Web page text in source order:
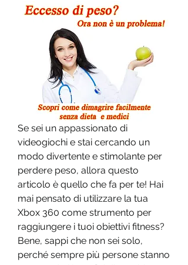
Se sei un appassionato di
videogiochi e stai cercando un
modo divertente e stimolante per
perdere peso, allora questo
articolo è quello che fa per te! Hai
mai pensato di utilizzare la tua
Xbox 360 come strumento per
raggiungere i tuoi obiettivi fitness?
Bene, sappi che non sei solo,
perché sempre più persone stanno